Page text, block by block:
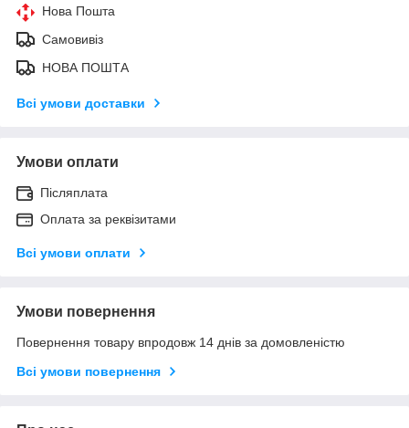
Нова Пошта
Самовивіз
НОВА ПОШТА
Всі умови доставки
Умови оплати
Післяплата
Оплата за реквізитами
Всі умови оплати
Умови повернення
Повернення товару впродовж 14 днів за домовленістю
Всі умови повернення